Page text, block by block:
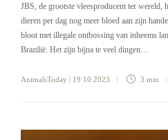
JBS, de grootste vleesproducent ter wereld,
dieren per dag nog meer bloed aan zijn
bloot met illegale ontbossing van inheems
Brazilië. Het zijn bijna te veel dingen…
AnimalsToday | 19 10 2023 3 min